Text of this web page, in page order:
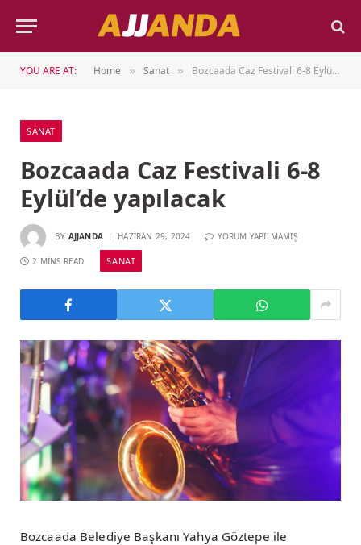
YOU ARE AT: Home » Sanat » Bozcaada Caz Festivali 6-8 Eylül’de yapılacak
SANAT
Bozcaada Caz Festivali 6-8
Eylül’de yapılacak
BY AJJANDA HAZIRAN 29, 2024 YORUM YAPILMAMIŞ
2 MINS READ SANAT
Bozcaada Belediye Başkanı Yahya Göztepe ile